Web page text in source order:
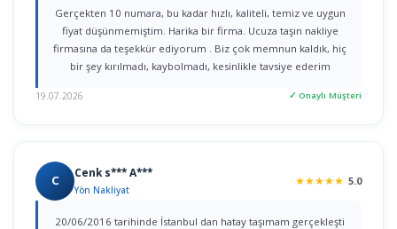
Gerçekten 10 numara, bu kadar hızlı, kaliteli, temiz ve uygun
fiyat düşünmemiştim. Harika bir firma. Ucuza taşın nakliye
firmasına da teşekkür ediyorum . Biz çok memnun kaldık, hiç
bir şey kırılmadı, kaybolmadı, kesinlikle tavsiye ederim
19.07.2026 ✓ Onaylı Müşteri
C Cenk s*** A***
Yön Nakliyat
★★★★★ 5.0
20/06/2016 tarihinde İstanbul dan hatay taşımam gerçekleşti